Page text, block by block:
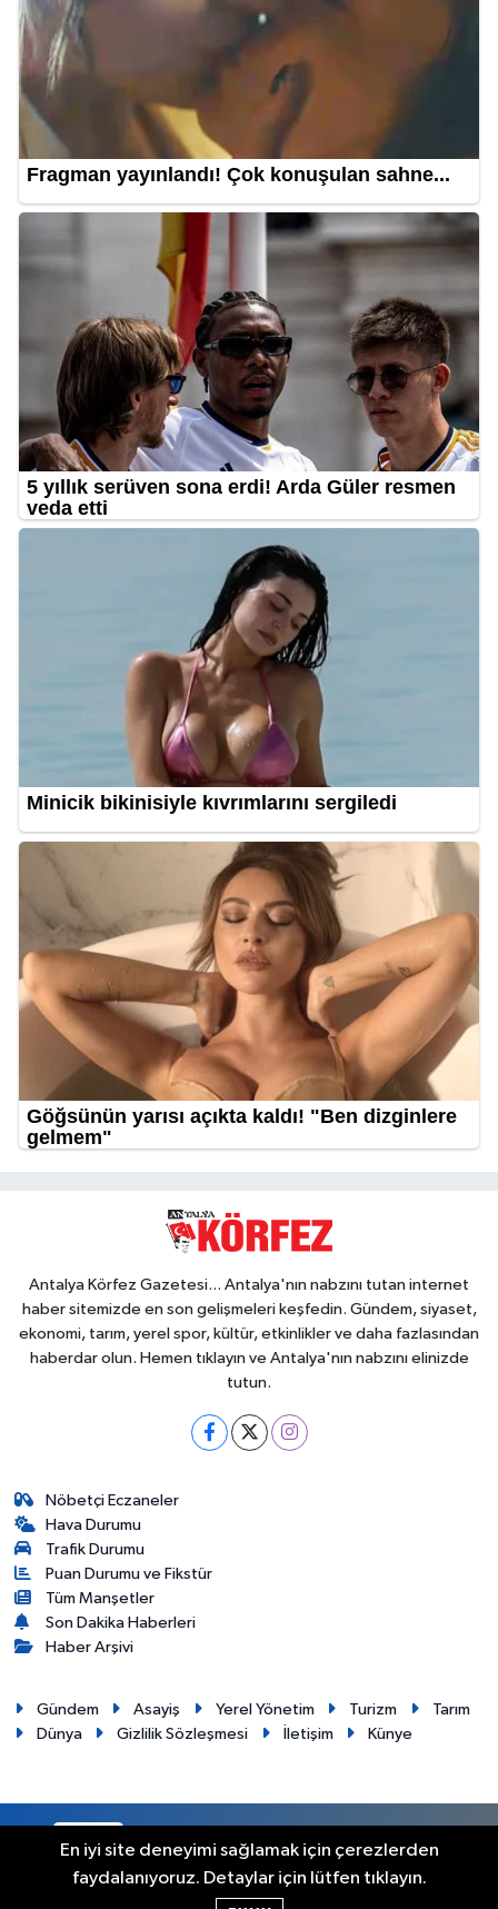
Antalya Körfez Gazetesi... Antalya'nın nabzını tutan internet
haber sitemizde en son gelişmeleri keşfedin. Gündem, siyaset,
ekonomi, tarım, yerel spor, kültür, etkinlikler ve daha fazlasından
haberdar olun. Hemen tıklayın ve Antalya'nın nabzını elinizde
tutun.
Nöbetçi Eczaneler
Hava Durumu
Trafik Durumu
Puan Durumu ve Fikstür
Tüm Manşetler
Son Dakika Haberleri
Haber Arşivi
Gündem Asayiş Yerel Yönetim Turizm
Tarım
Dünya
Gizlilik Sözleşmesi İletişim Künye
En iyi site deneyimi sağlamak için çerezlerden
faydalanıyoruz. Detaylar için lütfen tıklayın.